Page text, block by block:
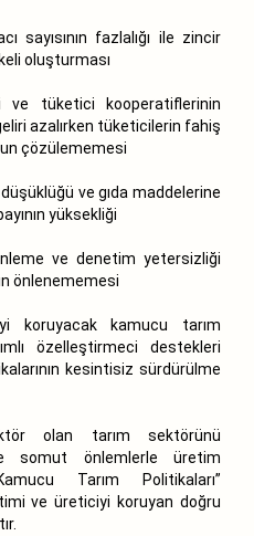
sayısının fazlalığı ile zincir
oluşturması
tüketici kooperatiflerinin
azalırken tüketicilerin fahiş
çözülememesi
ve gıda maddelerine
yüksekliği
ve denetim yetersizliği
önlenememesi
kamucu tarım
özelleştirmeci destekleri
kesintisiz sürdürülme
olan tarım sektörünü
somut önlemlerle üretim
Tarım Politikaları”
ve üreticiyi koruyan doğru